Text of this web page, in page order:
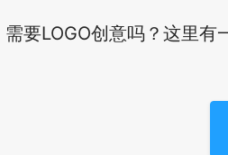
需要LOGO创意吗？这里有